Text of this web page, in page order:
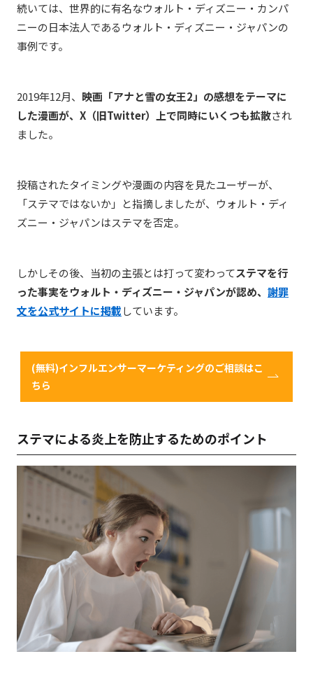
続いては、世界的に有名なウォルト・ディズニー・カンパ
ニーの日本法人であるウォルト・ディズニー・ジャパンの
事例です。
2019年12月、 映画「アナと雪の女王2」の感想をテーマに
した漫画が、X（旧Twitter）上で同時にいくつも拡散され
ました。
投稿されたタイミングや漫画の内容を見たユーザーが、
「ステマではないか」と指摘しましたが、ウォルト・ディ
ズニー・ジャパンはステマを否定。
しかしその後、当初の主張とは打って変わってステマを行
った事実をウォルト・ディズニー・ジャパンが認め、 謝罪
文を公式サイトに掲載しています。
(無料)インフルエンサーマーケティングのご相談はこ
ちら
ステマによる炎上を防止するためのポイント